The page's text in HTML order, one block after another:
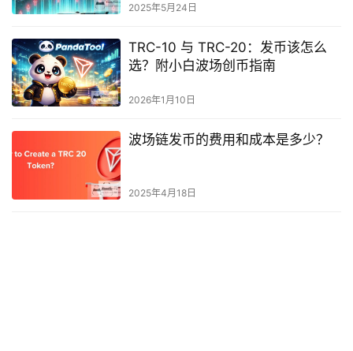
2025年5月24日
TRC-10 与 TRC-20：发币该怎么
选？附小白波场创币指南
2026年1月10日
波场链发币的费用和成本是多少？
2025年4月18日